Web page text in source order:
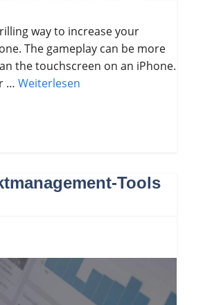
way to increase your
The gameplay can be more
the touchscreen on an iPhone.
… Weiterlesen
Tools